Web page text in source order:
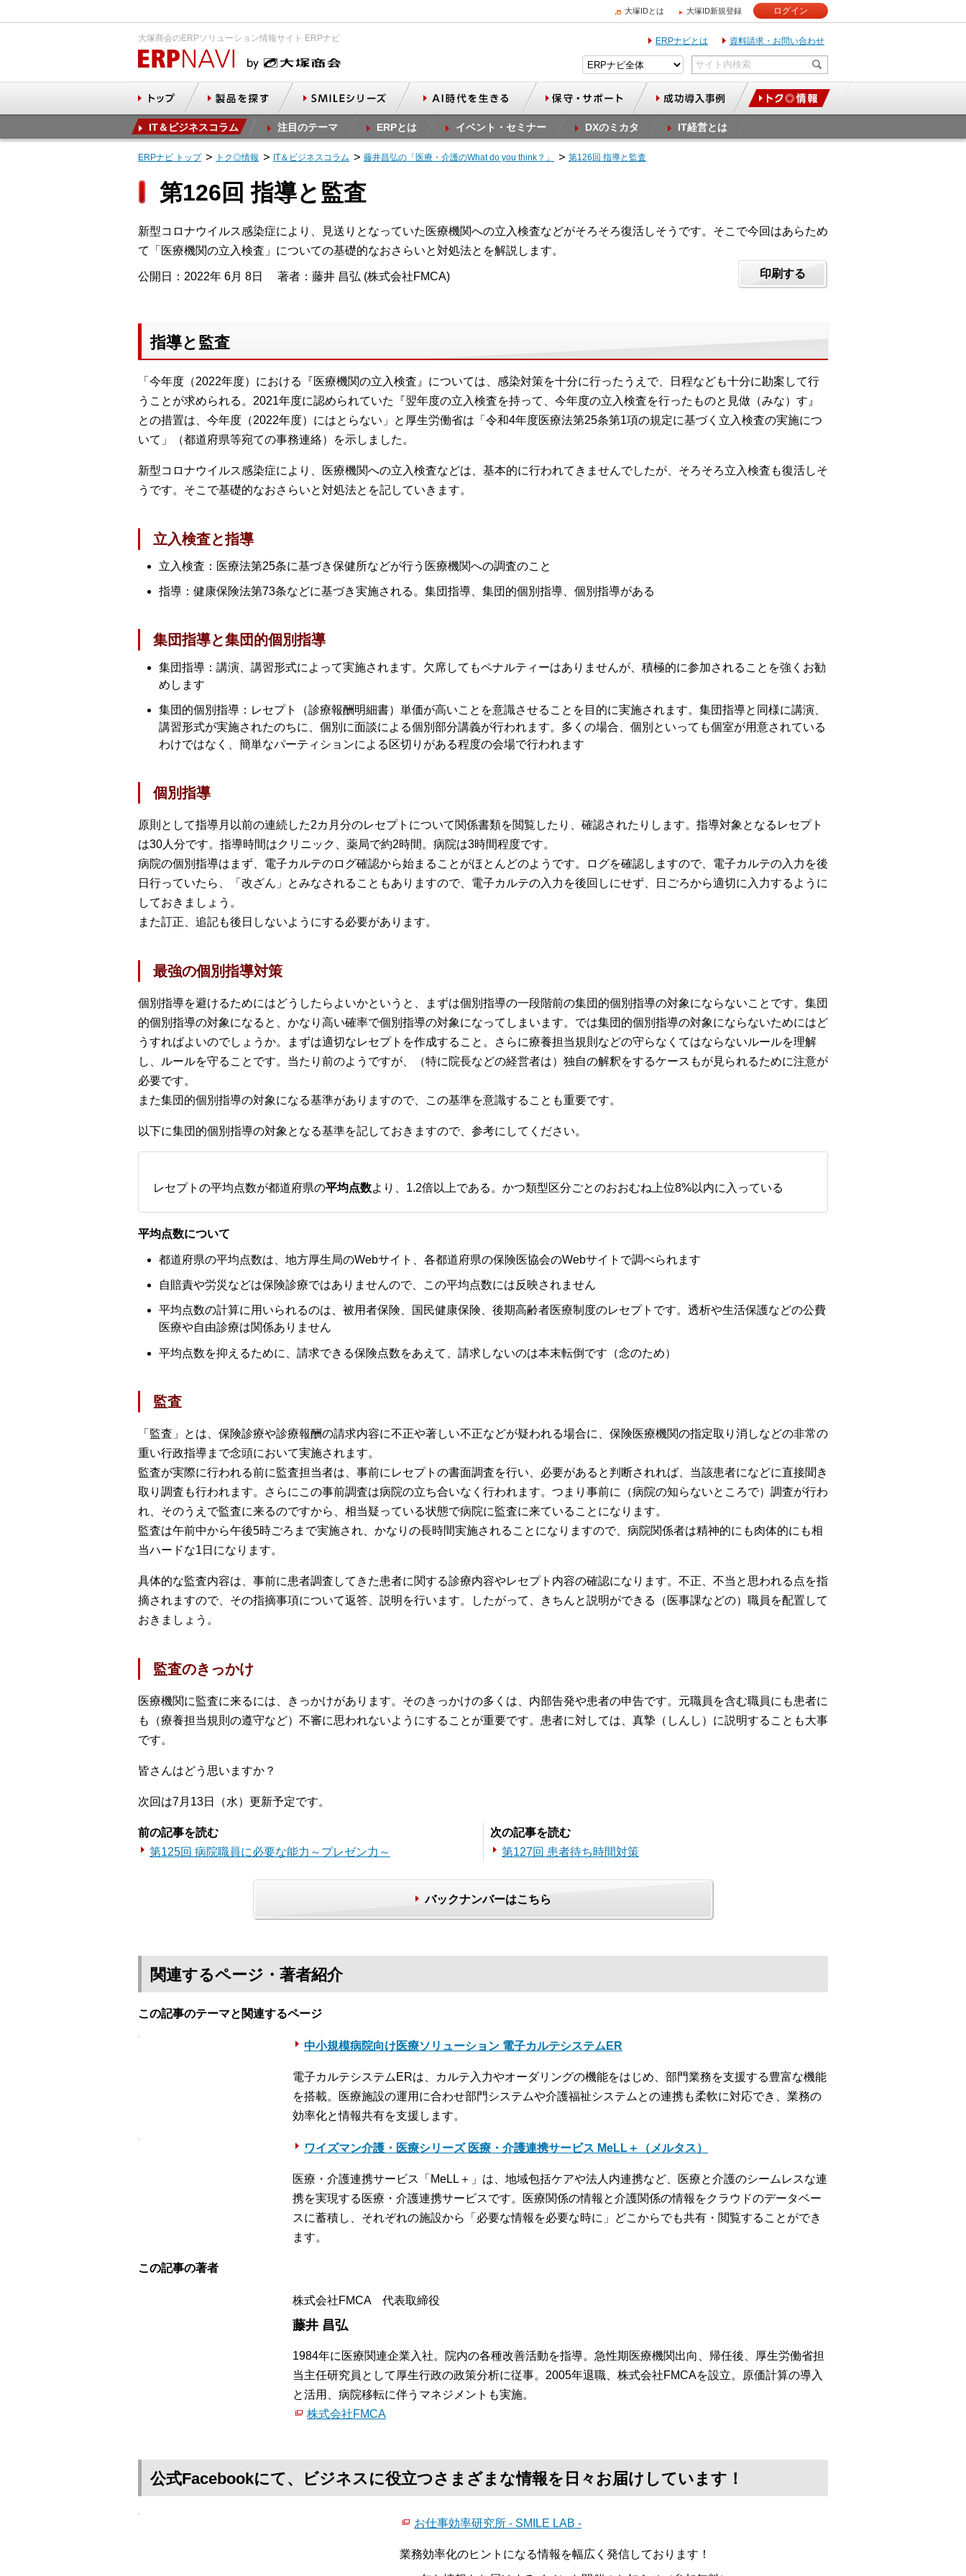
大塚IDとは 大塚ID新規登録 ログイン
大塚商会のERPソリューション情報サイト ERPナビ ERPナビとは 資料請求・お問い合わせ
IT＆ビジネスコラム 注目のテーマ ERPとは イベント・セミナー DXのミカタ IT経営とは
ERPナビ トップ トク◎情報 IT＆ビジネスコラム 藤井昌弘の「医療・介護のWhat do you think？」 第126回 指導と監査
第126回 指導と監査
新型コロナウイルス感染症により、見送りとなっていた医療機関への立入検査などがそろそろ復活しそうです。そこで今回はあらため
て「医療機関の立入検査」についての基礎的なおさらいと対処法とを解説します。
公開日：2022年 6月 8日 著者：藤井 昌弘 (株式会社FMCA) 印刷する
指導と監査
「今年度（2022年度）における『医療機関の立入検査』については、感染対策を十分に行ったうえで、日程なども十分に勘案して行
うことが求められる。2021年度に認められていた『翌年度の立入検査を持って、今年度の立入検査を行ったものと見做（みな）す』
との措置は、今年度（2022年度）にはとらない」と厚生労働省は「令和4年度医療法第25条第1項の規定に基づく立入検査の実施につ
いて」（都道府県等宛ての事務連絡）を示しました。
新型コロナウイルス感染症により、医療機関への立入検査などは、基本的に行われてきませんでしたが、そろそろ立入検査も復活しそ
うです。そこで基礎的なおさらいと対処法とを記していきます。
立入検査と指導
立入検査：医療法第25条に基づき保健所などが行う医療機関への調査のこと
指導：健康保険法第73条などに基づき実施される。集団指導、集団的個別指導、個別指導がある
集団指導と集団的個別指導
集団指導：講演、講習形式によって実施されます。欠席してもペナルティーはありませんが、積極的に参加されることを強くお勧
めします
集団的個別指導：レセプト（診療報酬明細書）単価が高いことを意識させることを目的に実施されます。集団指導と同様に講演、
講習形式が実施されたのちに、個別に面談による個別部分講義が行われます。多くの場合、個別といっても個室が用意されている
わけではなく、簡単なパーティションによる区切りがある程度の会場で行われます
個別指導
原則として指導月以前の連続した2カ月分のレセプトについて関係書類を閲覧したり、確認されたりします。指導対象となるレセプト
は30人分です。指導時間はクリニック、薬局で約2時間。病院は3時間程度です。
病院の個別指導はまず、電子カルテのログ確認から始まることがほとんどのようです。ログを確認しますので、電子カルテの入力を後
日行っていたら、「改ざん」とみなされることもありますので、電子カルテの入力を後回しにせず、日ごろから適切に入力するように
しておきましょう。
また訂正、追記も後日しないようにする必要があります。
最強の個別指導対策
個別指導を避けるためにはどうしたらよいかというと、まずは個別指導の一段階前の集団的個別指導の対象にならないことです。集団
的個別指導の対象になると、かなり高い確率で個別指導の対象になってしまいます。では集団的個別指導の対象にならないためにはど
うすればよいのでしょうか。まずは適切なレセプトを作成すること。さらに療養担当規則などの守らなくてはならないルールを理解
し、ルールを守ることです。当たり前のようですが、（特に院長などの経営者は）独自の解釈をするケースもが見られるために注意が
必要です。
また集団的個別指導の対象になる基準がありますので、この基準を意識することも重要です。
以下に集団的個別指導の対象となる基準を記しておきますので、参考にしてください。
レセプトの平均点数が都道府県の平均点数より、1.2倍以上である。かつ類型区分ごとのおおむね上位8%以内に入っている
平均点数について
都道府県の平均点数は、地方厚生局のWebサイト、各都道府県の保険医協会のWebサイトで調べられます
自賠責や労災などは保険診療ではありませんので、この平均点数には反映されません
平均点数の計算に用いられるのは、被用者保険、国民健康保険、後期高齢者医療制度のレセプトです。透析や生活保護などの公費
医療や自由診療は関係ありません
平均点数を抑えるために、請求できる保険点数をあえて、請求しないのは本末転倒です（念のため）
監査
「監査」とは、保険診療や診療報酬の請求内容に不正や著しい不正などが疑われる場合に、保険医療機関の指定取り消しなどの非常の
重い行政指導まで念頭において実施されます。
監査が実際に行われる前に監査担当者は、事前にレセプトの書面調査を行い、必要があると判断されれば、当該患者になどに直接聞き
取り調査も行われます。さらにこの事前調査は病院の立ち合いなく行われます。つまり事前に（病院の知らないところで）調査が行わ
れ、そのうえで監査に来るのですから、相当疑っている状態で病院に監査に来ていることになります。
監査は午前中から午後5時ごろまで実施され、かなりの長時間実施されることになりますので、病院関係者は精神的にも肉体的にも相
当ハードな1日になります。
具体的な監査内容は、事前に患者調査してきた患者に関する診療内容やレセプト内容の確認になります。不正、不当と思われる点を指
摘されますので、その指摘事項について返答、説明を行います。したがって、きちんと説明ができる（医事課などの）職員を配置して
おきましょう。
監査のきっかけ
医療機関に監査に来るには、きっかけがあります。そのきっかけの多くは、内部告発や患者の申告です。元職員を含む職員にも患者に
も（療養担当規則の遵守など）不審に思われないようにすることが重要です。患者に対しては、真摯（しんし）に説明することも大事
です。
皆さんはどう思いますか？
次回は7月13日（水）更新予定です。
前の記事を読む
第125回 病院職員に必要な能力～プレゼン力～
次の記事を読む
第127回 患者待ち時間対策
バックナンバーはこちら
関連するページ・著者紹介
この記事のテーマと関連するページ
中小規模病院向け医療ソリューション 電子カルテシステムER
電子カルテシステムERは、カルテ入力やオーダリングの機能をはじめ、部門業務を支援する豊富な機能
を搭載。医療施設の運用に合わせ部門システムや介護福祉システムとの連携も柔軟に対応でき、業務の
効率化と情報共有を支援します。
ワイズマン介護・医療シリーズ 医療・介護連携サービス MeLL＋（メルタス）
医療・介護連携サービス「MeLL＋」は、地域包括ケアや法人内連携など、医療と介護のシームレスな連
携を実現する医療・介護連携サービスです。医療関係の情報と介護関係の情報をクラウドのデータベー
スに蓄積し、それぞれの施設から「必要な情報を必要な時に」どこからでも共有・閲覧することができ
ます。
この記事の著者
株式会社FMCA 代表取締役
藤井 昌弘
1984年に医療関連企業入社。院内の各種改善活動を指導。急性期医療機関出向、帰任後、厚生労働省担
当主任研究員として厚生行政の政策分析に従事。2005年退職、株式会社FMCAを設立。原価計算の導入
と活用、病院移転に伴うマネジメントも実施。
株式会社FMCA
公式Facebookにて、ビジネスに役立つさまざまな情報を日々お届けしています！
お仕事効率研究所 - SMILE LAB -
業務効率化のヒントになる情報を幅広く発信しております！